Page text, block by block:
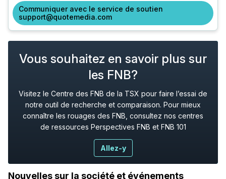
Communiquer avec le service de soutien
support@quotemedia.com
Vous souhaitez en savoir plus sur
les FNB?
Visitez le Centre des FNB de la TSX pour faire l’essai de
notre outil de recherche et comparaison. Pour mieux
connaître les rouages des FNB, consultez nos centres
de ressources Perspectives FNB et FNB 101
Allez-y
Nouvelles sur la société et événements